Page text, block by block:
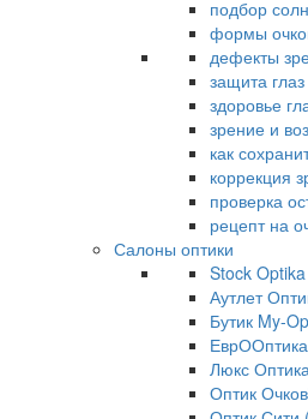
подбор
формы
дефекты
защита
здоровье
зрение и
как
коррекция
проверка
рецепт на
Салоны оптики
Stock
Аутлет
Бутик My-
Люкс
Оптик